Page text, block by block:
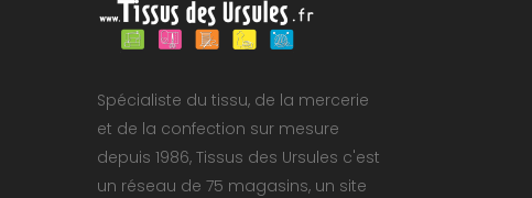
Spécialiste du tissu, de la mercerie
et de la confection sur mesure
depuis 1986, Tissus des Ursules c'est
un réseau de 75 magasins, un site